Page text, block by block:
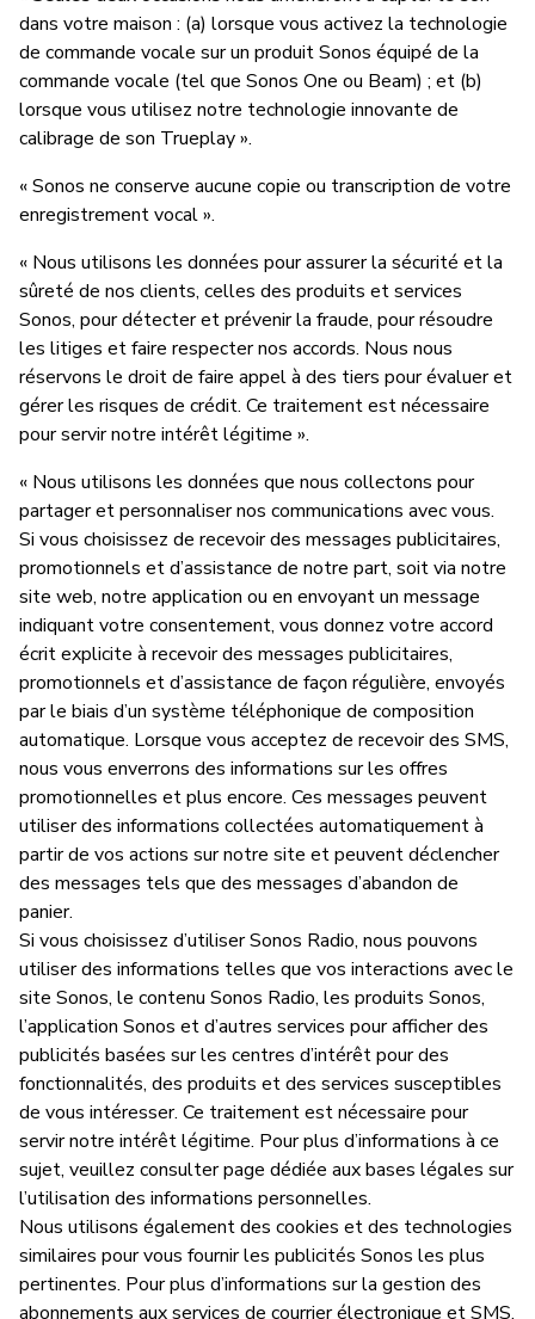
dans votre maison : (a) lorsque vous activez la technologie
de commande vocale sur un produit Sonos équipé de la
commande vocale (tel que Sonos One ou Beam) ; et (b)
lorsque vous utilisez notre technologie innovante de
calibrage de son Trueplay ».
« Sonos ne conserve aucune copie ou transcription de votre
enregistrement vocal ».
« Nous utilisons les données pour assurer la sécurité et la
sûreté de nos clients, celles des produits et services
Sonos, pour détecter et prévenir la fraude, pour résoudre
les litiges et faire respecter nos accords. Nous nous
réservons le droit de faire appel à des tiers pour évaluer et
gérer les risques de crédit. Ce traitement est nécessaire
pour servir notre intérêt légitime ».
« Nous utilisons les données que nous collectons pour
partager et personnaliser nos communications avec vous.
Si vous choisissez de recevoir des messages publicitaires,
promotionnels et d’assistance de notre part, soit via notre
site web, notre application ou en envoyant un message
indiquant votre consentement, vous donnez votre accord
écrit explicite à recevoir des messages publicitaires,
promotionnels et d’assistance de façon régulière, envoyés
par le biais d’un système téléphonique de composition
automatique. Lorsque vous acceptez de recevoir des SMS,
nous vous enverrons des informations sur les offres
promotionnelles et plus encore. Ces messages peuvent
utiliser des informations collectées automatiquement à
partir de vos actions sur notre site et peuvent déclencher
des messages tels que des messages d’abandon de
panier.
Si vous choisissez d’utiliser Sonos Radio, nous pouvons
utiliser des informations telles que vos interactions avec le
site Sonos, le contenu Sonos Radio, les produits Sonos,
l’application Sonos et d’autres services pour afficher des
publicités basées sur les centres d’intérêt pour des
fonctionnalités, des produits et des services susceptibles
de vous intéresser. Ce traitement est nécessaire pour
servir notre intérêt légitime. Pour plus d’informations à ce
sujet, veuillez consulter page dédiée aux bases légales sur
l’utilisation des informations personnelles.
Nous utilisons également des cookies et des technologies
similaires pour vous fournir les publicités Sonos les plus
pertinentes. Pour plus d’informations sur la gestion des
abonnements aux services de courrier électronique et SMS,